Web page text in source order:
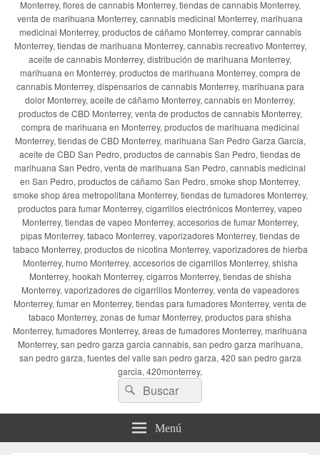
Monterrey, flores de cannabis Monterrey, tiendas de cannabis Monterrey,
venta de marihuana Monterrey, cannabis medicinal Monterrey, marihuana
medicinal Monterrey, productos de cáñamo Monterrey, comprar cannabis
Monterrey, tiendas de marihuana Monterrey, cannabis recreativo Monterrey,
aceite de cannabis Monterrey, distribución de marihuana Monterrey,
marihuana en Monterrey, productos de marihuana Monterrey, compra de
cannabis Monterrey, dispensarios de cannabis Monterrey, marihuana para
dolor Monterrey, aceite de cáñamo Monterrey, cannabis en Monterrey,
productos de CBD Monterrey, venta de productos de cannabis Monterrey,
compra de marihuana en Monterrey, productos de marihuana medicinal
Monterrey, tiendas de CBD Monterrey, marihuana San Pedro Garza García,
aceite de CBD San Pedro, productos de cannabis San Pedro, tiendas de
marihuana San Pedro, venta de marihuana San Pedro, cannabis medicinal
en San Pedro, productos de cáñamo San Pedro, smoke shop Monterrey,
smoke shop área metropolitana Monterrey, tiendas de fumadores Monterrey,
productos para fumar Monterrey, cigarrillos electrónicos Monterrey, vapeo
Monterrey, tiendas de vapeo Monterrey, accesorios de fumar Monterrey,
pipas Monterrey, tabaco Monterrey, vaporizadores Monterrey, tiendas de
tabaco Monterrey, productos de nicotina Monterrey, vaporizadores de hierba
Monterrey, humo Monterrey, accesorios de cigarrillos Monterrey, shisha
Monterrey, hookah Monterrey, cigarros Monterrey, tiendas de shisha
Monterrey, vaporizadores de cigarrillos Monterrey, venta de vapeadores
Monterrey, fumar en Monterrey, tiendas para fumadores Monterrey, venta de
tabaco Monterrey, zonas de fumar Monterrey, productos para shisha
Monterrey, fumadores Monterrey, áreas de fumadores Monterrey, marihuana
Monterrey, san pedro garza garcia cannabis, san pedro garza marihuana,
san pedro garza, fuentes del valle san pedro garza, 420 san pedro garza
garcia, 420monterrey,
Buscar
por:
Buscar
Menú